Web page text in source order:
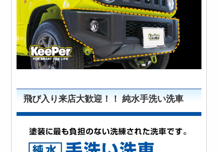
飛び入り来店大歓迎！！ 純水手洗い洗車